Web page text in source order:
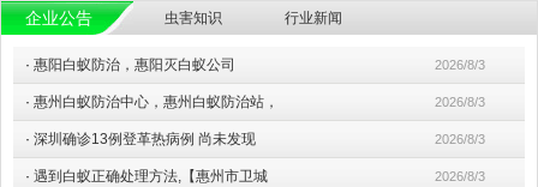
企业公告 虫害知识 行业新闻
· 惠阳白蚁防治，惠阳灭白蚁公司 2026/8/3
· 惠州白蚁防治中心，惠州白蚁防治站， 2026/8/3
· 深圳确诊13例登革热病例 尚未发现 2026/8/3
· 遇到白蚁正确处理方法,【惠州市卫城 2026/8/3